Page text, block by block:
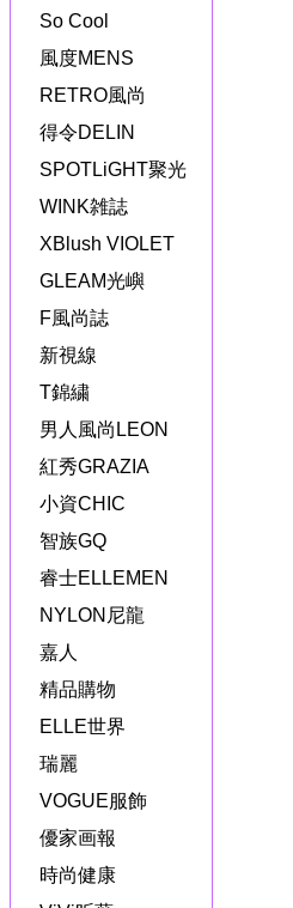
So Cool
風度MENS
RETRO風尚
得令DELIN
SPOTLiGHT聚光
WINK雑誌
XBlush VIOLET
GLEAM光嶼
F風尚誌
新視線
T錦繍
男人風尚LEON
紅秀GRAZIA
小資CHIC
智族GQ
睿士ELLEMEN
NYLON尼龍
嘉人
精品購物
ELLE世界
瑞麗
VOGUE服飾
優家画報
時尚健康